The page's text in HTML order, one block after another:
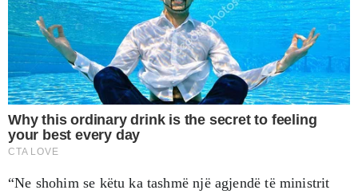
“Ne shohim se këtu ka tashmë një agjendë të ministrit